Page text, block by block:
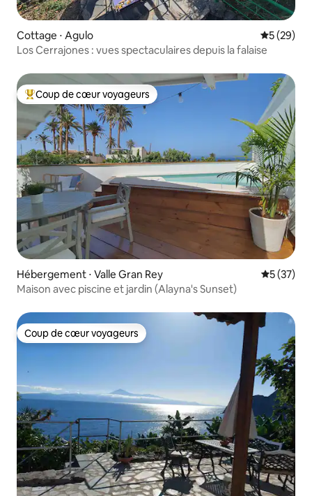
Cottage ⋅ Agulo
5 (29)
Los Cerrajones : vues spectaculaires depuis la falaise
Coups de cœur voyageurs les plus appréciés
Coup de cœur voyageurs
Hébergement ⋅ Valle Gran Rey
5 (37)
Maison avec piscine et jardin (Alayna's Sunset)
Coup de cœur voyageurs
Coup de cœur voyageurs